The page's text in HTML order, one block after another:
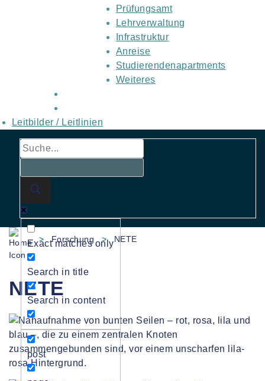
Prüfungsamt
Lehrverwaltung
Infrastruktur
Anreise
Studierendenapartments
Weiteres
Leitbilder / Leitlinien
Exact matches only
Search in title
Search in content
post
> Forschung > NETE
NETE